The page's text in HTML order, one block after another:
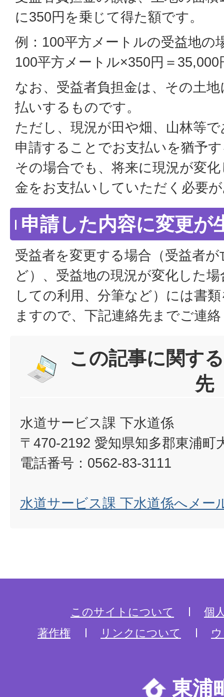
に350円を乗じて得た額です。
例：100平方メートルの受益地の
100平方メートル×350円＝35,000
なお、受益者負担金は、その土
払いするものです。
ただし、現況が田や畑、山林等
申請することでお支払いを猶予
その場合でも、将来に現況が変
金をお支払いしていただく必要
申請した内容に変更が
受益者を変更する場合（受益者
ど）、受益地の現況が変化した
しての利用、分筆など）には書
ますので、下記連絡先までご連
この記事に関す
先
水道サービス課 下水道係
〒470-2192 愛知県知多郡東浦町
電話番号：0562-83-3111
水道サービス課 下水道係へメー
このサイトについて
個
著作権
リンクについて
東浦